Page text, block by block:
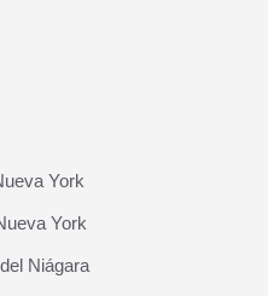
York
York
Niágara